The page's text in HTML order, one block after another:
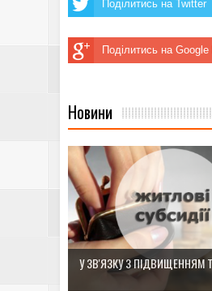
Поділитись на Twitter
Поділитись на Google
Новини
У ЗВ'ЯЗКУ З ПІДВИЩЕННЯМ